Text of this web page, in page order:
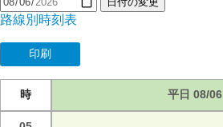
路線別時刻表
印刷
時 平日 08/06